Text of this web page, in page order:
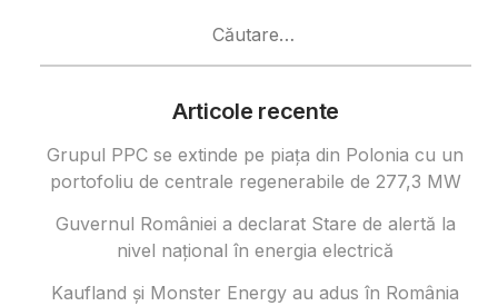
Articole recente
Grupul PPC se extinde pe piața din Polonia cu un
portofoliu de centrale regenerabile de 277,3 MW
Guvernul României a declarat Stare de alertă la
nivel național în energia electrică
Kaufland și Monster Energy au adus în România